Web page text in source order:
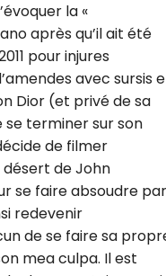
la «
après qu’il ait été
pour injures
avec sursis
Dior (et privé de sa
se terminer sur son
de filmer
de John
se faire absoudre par
redevenir
de se faire sa
mea culpa. Il est